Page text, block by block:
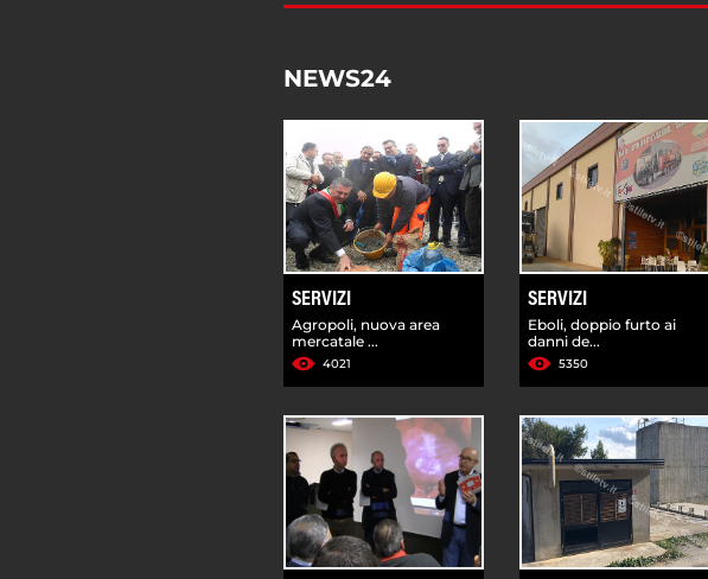
NEWS24
SERVIZI
Agropoli, nuova area
mercatale ...
4021
SERVIZI
Eboli, doppio furto ai
danni de...
5350